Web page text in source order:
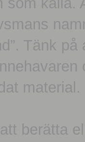
Tänk
material.
berätta